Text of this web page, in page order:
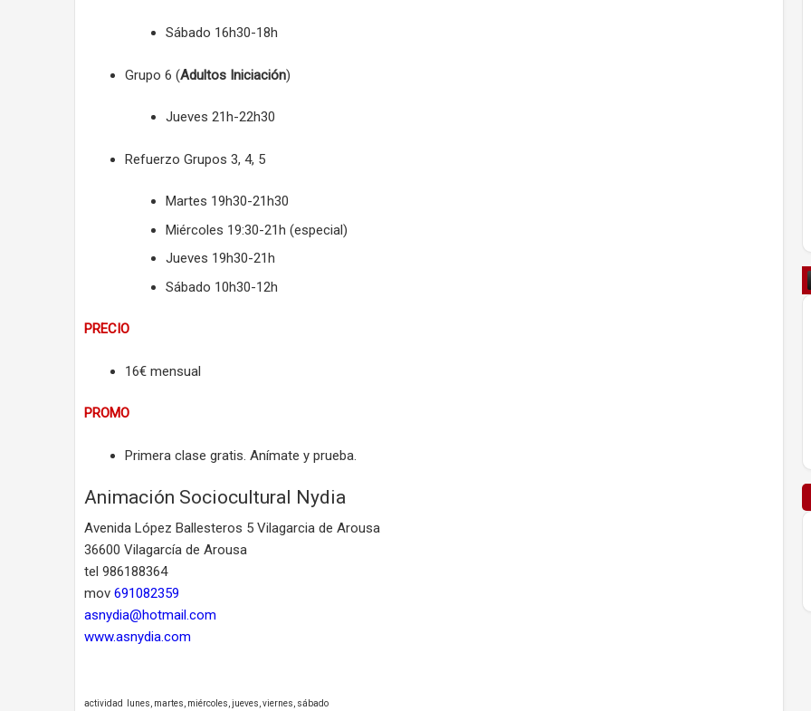
Sábado 16h30-18h
Grupo 6 (Adultos Iniciación)
Jueves 21h-22h30
Refuerzo Grupos 3, 4, 5
Martes 19h30-21h30
Miércoles 19:30-21h (especial)
Jueves 19h30-21h
Sábado 10h30-12h
PRECIO
16€ mensual
PROMO
Primera clase gratis. Anímate y prueba.
Animación Sociocultural Nydia
Avenida López Ballesteros 5 Vilagarcia de Arousa
36600 Vilagarcía de Arousa
tel 986188364
mov 691082359
asnydia@hotmail.com
www.asnydia.com
actividad lunes, martes, miércoles, jueves, viernes, sábado